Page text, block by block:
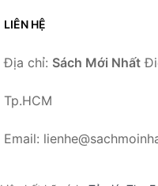
LIÊN HỆ
Địa chỉ: Sách Mới Nhất
Tp.HCM
Email: